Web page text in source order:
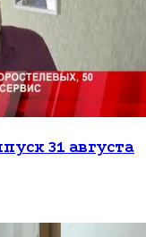
31 августа